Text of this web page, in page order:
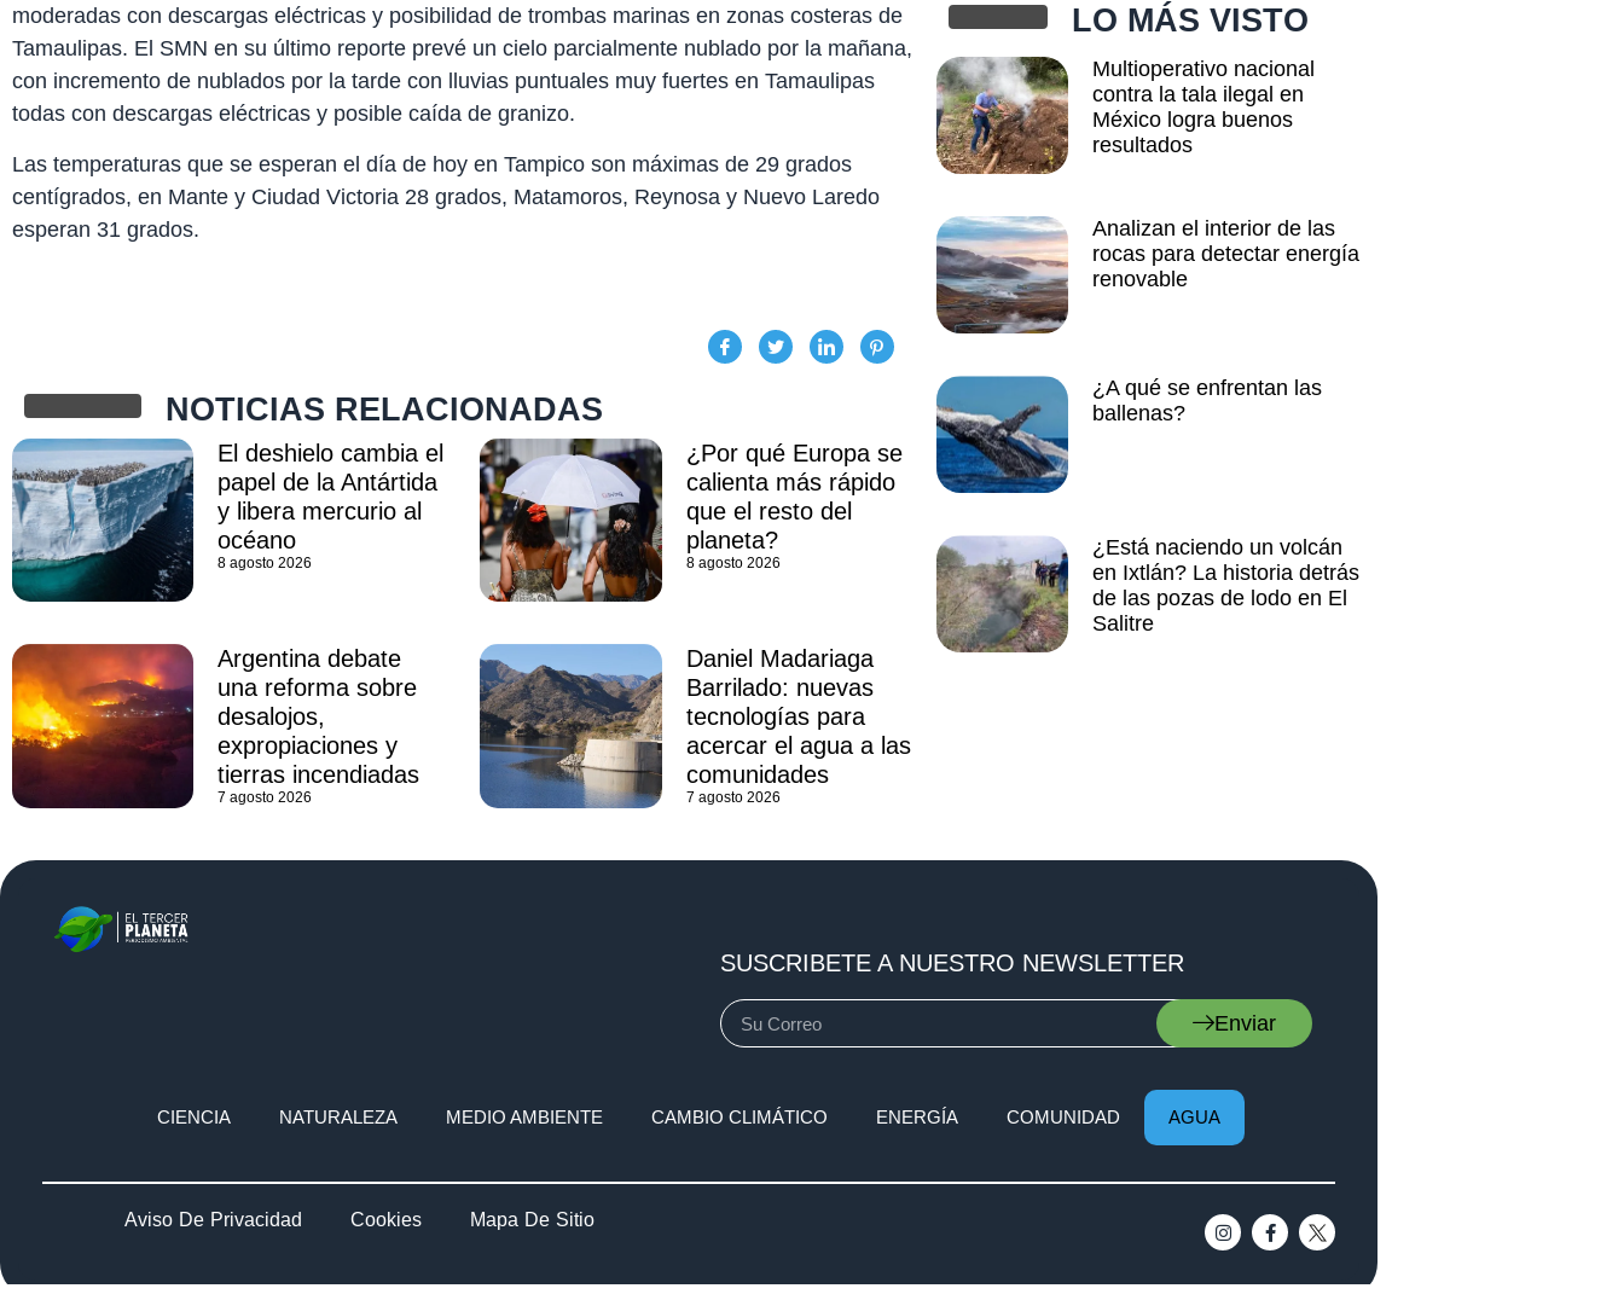
moderadas con descargas eléctricas y posibilidad de trombas marinas en zonas costeras de
Tamaulipas. El SMN en su último reporte prevé un cielo parcialmente nublado por la mañana,
con incremento de nublados por la tarde con lluvias puntuales muy fuertes en Tamaulipas
todas con descargas eléctricas y posible caída de granizo.
Las temperaturas que se esperan el día de hoy en Tampico son máximas de 29 grados
centígrados, en Mante y Ciudad Victoria 28 grados, Matamoros, Reynosa y Nuevo Laredo
esperan 31 grados.
NOTICIAS RELACIONADAS
El deshielo cambia el
papel de la Antártida
y libera mercurio al
océano
8 agosto 2026
¿Por qué Europa se
calienta más rápido
que el resto del
planeta?
8 agosto 2026
Argentina debate
una reforma sobre
desalojos,
expropiaciones y
tierras incendiadas
7 agosto 2026
Daniel Madariaga
Barrilado: nuevas
tecnologías para
acercar el agua a las
comunidades
7 agosto 2026
LO MÁS VISTO
Multioperativo nacional
contra la tala ilegal en
México logra buenos
resultados
Analizan el interior de las
rocas para detectar energía
renovable
¿A qué se enfrentan las
ballenas?
¿Está naciendo un volcán
en Ixtlán? La historia detrás
de las pozas de lodo en El
Salitre
SUSCRIBETE A NUESTRO NEWSLETTER
Enviar
CIENCIA NATURALEZA MEDIO AMBIENTE CAMBIO CLIMÁTICO ENERGÍA COMUNIDAD AGUA
Aviso De Privacidad Cookies Mapa De Sitio